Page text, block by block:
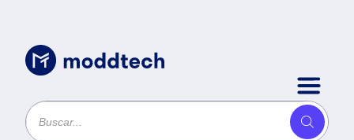
Sin categoría/MICA PROTECTORA DE CRISTAL
PRIVACIDAD P/IPAD 11 Pulgadas
2025 - A16, BROBOTIX, 406368